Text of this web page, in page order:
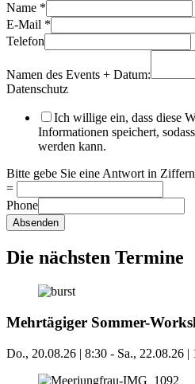
Name *
E-Mail *
Telefon
Namen des Events + Datum:
Datenschutz
Ich willige ein, dass diese
Informationen speichert,
werden kann.
Bitte gebe Sie eine Antwort in
=
Phone
Absenden
Die nächsten Termine
Mehrtägiger Sommer-
Do., 20.08.26 | 8:30 - Sa., 22.08.26 |